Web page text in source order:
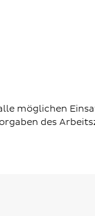
möglichen
des